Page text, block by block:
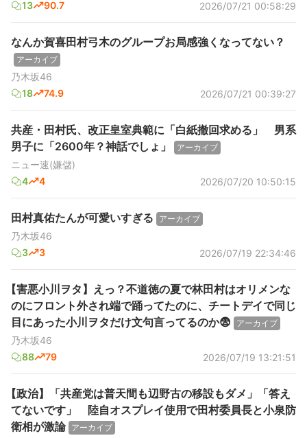
13 90.7 2026/07/21 00:58:29
なんか賀喜田村弓木のグループお局感強くなってない？
アーカイブ
乃木坂46
18
74.9 2026/07/21 00:39:27
共産・田村氏、改正皇室典範に「白紙撤回求める」 男系
男子に「2600年？神話でしょ」
アーカイブ
ニュー速(嫌儲)
4
4 2026/07/20 10:50:15
田村真佑たんが可愛いすぎる アーカイブ
乃木坂46
3
3 2026/07/19 22:34:46
【害悪小川ヲタ】えっ？不道徳の夏で林田村はオリメンな
のにフロント外され端で踊ってたのに、チートデイで同じ
目にあった小川ヲタだけ文句言ってるのか😨
アーカイブ
乃木坂46
88
79 2026/07/19 13:21:51
【政治】「共産党は普天間も辺野古の移設もダメ」「答え
てないです」 陸自オスプレイ使用で田村委員長と小泉防
衛相が激論 アーカイブ